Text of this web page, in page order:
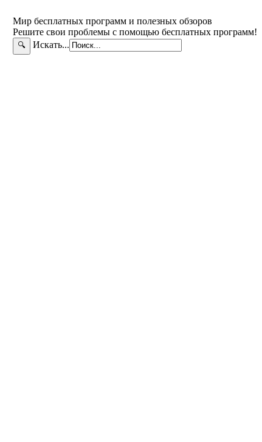
Мир бесплатных программ и полезных обзоров
Решите свои проблемы с помощью бесплатных программ!
🔍 Искать...